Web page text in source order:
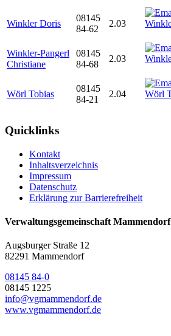
Winkler Doris
08145
84-62
2.03
Winkler-Pangerl
Christiane
08145
84-68
2.03
Wörl Tobias
08145
84-21
2.04
Quicklinks
Kontakt
Inhaltsverzeichnis
Impressum
Datenschutz
Erklärung zur Barrierefreiheit
Verwaltungsgemeinschaft Mammendorf
Augsburger Straße 12
82291 Mammendorf
08145 84-0
08145 1225
info@vgmammendorf.de
www.vgmammendorf.de